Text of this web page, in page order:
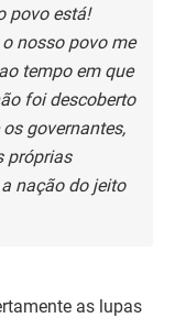
povo está!
nosso povo me
tempo em que
foi descoberto
governantes,
próprias
nação do jeito
as lupas